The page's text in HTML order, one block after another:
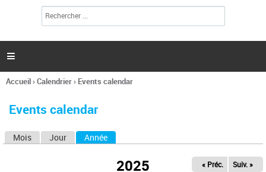
l
c
h
e

Vous
ici
Accueil›Calendrier› Events calendar
Events calendar
Mois Jour Année
2025 « Préc. Suiv. »